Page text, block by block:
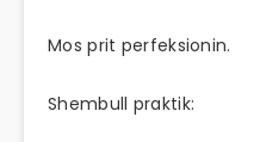
Mos prit perfeksionin.
Shembull praktik: